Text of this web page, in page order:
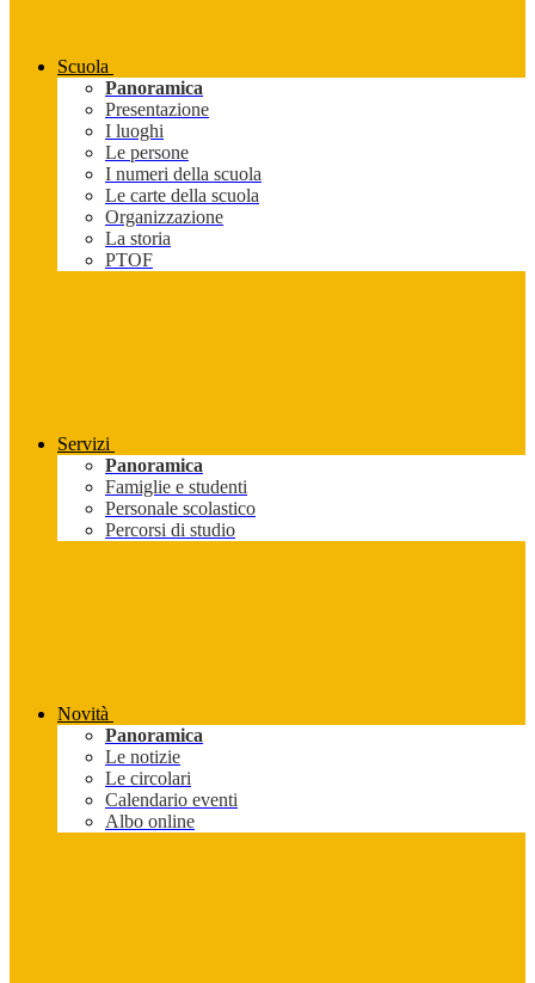
Scuola
Panoramica
Presentazione
I luoghi
Le persone
I numeri della scuola
Le carte della scuola
Organizzazione
La storia
PTOF
Servizi
Panoramica
Famiglie e studenti
Personale scolastico
Percorsi di studio
Novità
Panoramica
Le notizie
Le circolari
Calendario eventi
Albo online